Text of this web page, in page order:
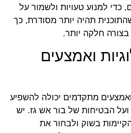
כדי למנוע טעויות ולשמור על
תהיה יותר מסודרת, כך
חלקה יותר.
ואמצעים
מתקדמים יכולה להשפיע
ועל הבטיחות של בור אש גז. יש
בשוק ולבחור את